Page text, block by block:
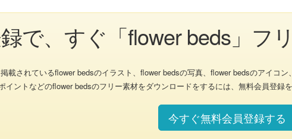
で、すぐ「flower beds」フ
載されているflower bedsのイラスト、flower bedsの写真、flower bedsのアイコ
イントなどのflower bedsのフリー素材をダウンロードをするには、無料会員登録
今すぐ無料会員登録する